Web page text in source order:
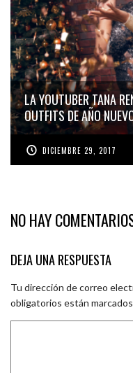
LA YOUTUBER TANA
DICIEMBRE 29, 2017
NO HAY